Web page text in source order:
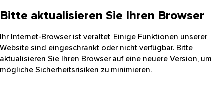
Bitte aktualisieren Sie Ihren Browser
Ihr Internet-Browser ist veraltet. Einige Funktionen unserer
Website sind eingeschränkt oder nicht verfügbar. Bitte
aktualisieren Sie Ihren Browser auf eine neuere Version, um
mögliche Sicherheitsrisiken zu minimieren.